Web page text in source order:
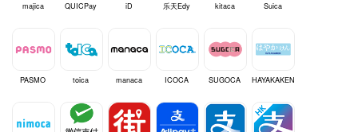
majica QUICPay iD 乐天Edy kitaca Suica
PASMO toica manaca ICOCA SUGOCA HAYAKAKEN